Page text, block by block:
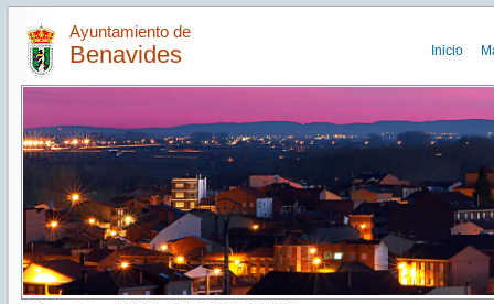
Ayuntamiento de
Benavides Inicio